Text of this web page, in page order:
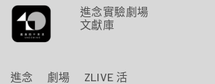
進念實驗劇場
文獻庫
進念 劇場 ZLIVE 活